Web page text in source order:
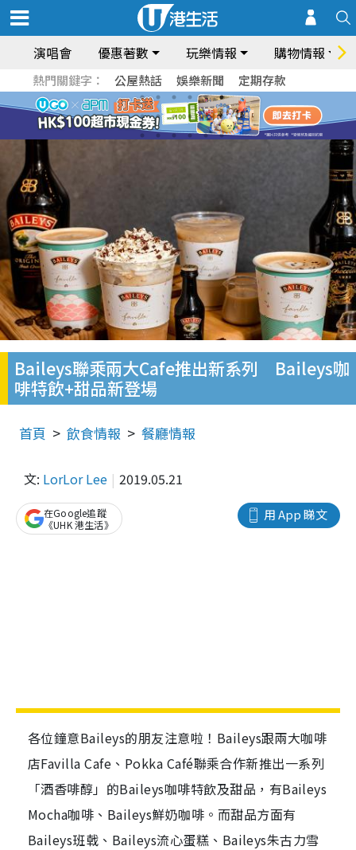
演唱會 優惠著數 玩樂情報 購物情報
熱門關鍵字： 公屋熱話 娛樂新聞 定期存款
Baileys聯乘兩大Cafe推出新系列 Baileys咖
啡特飲+甜品新登場
首頁 飲食情報 餐廳情報
文: LorLor Lee 2019.05.21
用 App 睇文
在Google追蹤
《UHK 港生活》
各位鐘意Baileys的朋友注意啦！Baileys跟兩大咖啡
店Favilla Cafe、Pokka Café聯乘合作新推出一系列
「酒香啡醇」的Baileys咖啡特飲及甜品，有Baileys
Mocha咖啡、Baileys鮮奶咖啡。而甜品方面有
Baileys班戟、Baileys流心蛋糕、Baileys朱古力雪